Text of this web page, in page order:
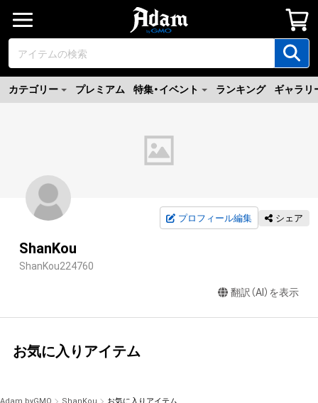
カテゴリー プレミアム 特集・イベント ランキング ギャラリ
プロフィール編集 シェア
ShanKou
ShanKou224760
翻訳（AI）を表示
お気に入りアイテム